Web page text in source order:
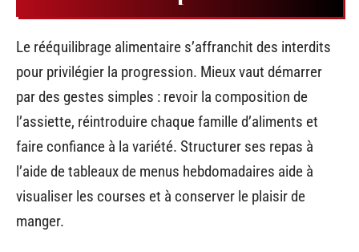
Le rééquilibrage alimentaire s’affranchit des interdits
pour privilégier la progression. Mieux vaut démarrer
par des gestes simples : revoir la composition de
l’assiette, réintroduire chaque famille d’aliments et
faire confiance à la variété. Structurer ses repas à
l’aide de tableaux de menus hebdomadaires aide à
visualiser les courses et à conserver le plaisir de
manger.